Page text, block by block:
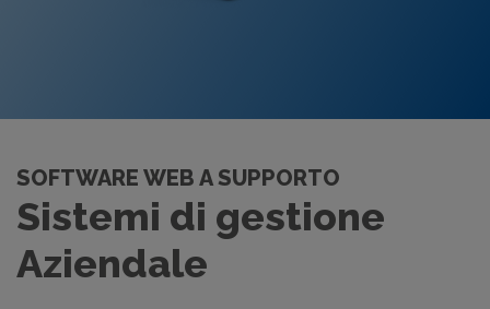
SOFTWARE WEB A SUPPORTO
Sistemi di gestione
Aziendale